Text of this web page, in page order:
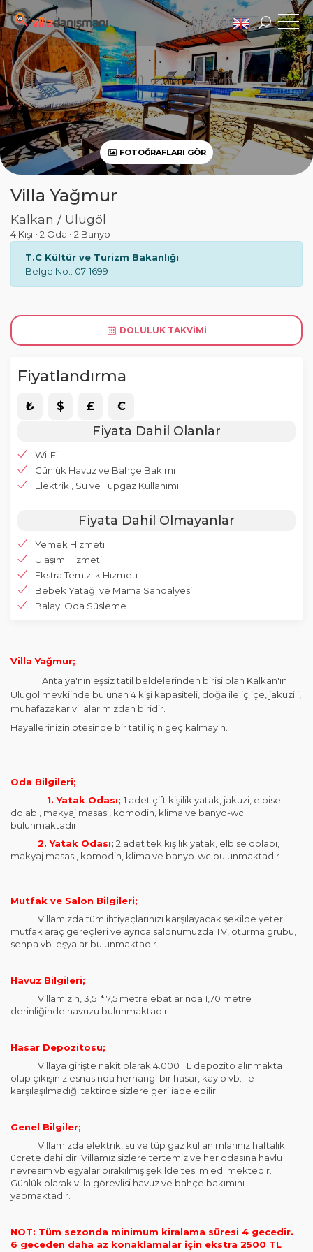
FOTOĞRAFLARI GÖR
Villa Yağmur
Kalkan / Ulugöl
4 Kişi • 2 Oda • 2 Banyo
T.C Kültür ve Turizm Bakanlığı
Belge No.: 07-1699
DOLULUK TAKVIMI
Fiyatlandırma
₺ $ £ €
Fiyata Dahil Olanlar
Wi-Fi
Günlük Havuz ve Bahçe Bakımı
Elektrik , Su ve Tüpgaz Kullanımı
Fiyata Dahil Olmayanlar
Yemek Hizmeti
Ulaşım Hizmeti
Ekstra Temizlik Hizmeti
Bebek Yatağı ve Mama Sandalyesi
Balayı Oda Süsleme
Villa Yağmur;
Antalya'nın eşsiz tatil beldelerinden birisi olan Kalkan'ın
Ulugöl mevkiinde bulunan 4 kişi kapasiteli, doğa ile iç içe, jakuzili,
muhafazakar villalarımızdan biridir.
Hayallerinizin ötesinde bir tatil için geç kalmayın.
Oda Bilgileri;
1. Yatak Odası; 1 adet çift kişilik yatak, jakuzi, elbise
dolabı, makyaj masası, komodin, klima ve banyo-wc
bulunmaktadır.
2. Yatak Odası; 2 adet tek kişilik yatak, elbise dolabı,
makyaj masası, komodin, klima ve banyo-wc bulunmaktadır.
Mutfak ve Salon Bilgileri;
Villamızda tüm ihtiyaçlarınızı karşılayacak şekilde yeterli
mutfak araç gereçleri ve ayrıca salonumuzda TV, oturma grubu,
sehpa vb. eşyalar bulunmaktadır.
Havuz Bilgileri;
Villamızın, 3,5 * 7,5 metre ebatlarında 1,70 metre
derinliğinde havuzu bulunmaktadır.
Hasar Depozitosu;
Villaya girişte nakit olarak 4.000 TL depozito alınmakta
olup çıkışınız esnasında herhangi bir hasar, kayıp vb. ile
karşılaşılmadığı taktirde sizlere geri iade edilir.
Genel Bilgiler;
Villamızda elektrik, su ve tüp gaz kullanımlarınız haftalık
ücrete dahildir. Villamız sizlere tertemiz ve her odasına havlu
nevresim vb eşyalar bırakılmış şekilde teslim edilmektedir.
Günlük olarak villa görevlisi havuz ve bahçe bakımını
yapmaktadır.
NOT: Tüm sezonda minimum kiralama süresi 4 gecedir.
6 geceden daha az konaklamalar için ekstra 2500 TL